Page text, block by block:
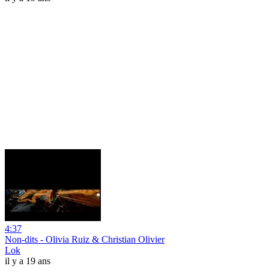
4:37
Non-dits - Olivia Ruiz & Christian Olivier
Lok
il y a 19 ans